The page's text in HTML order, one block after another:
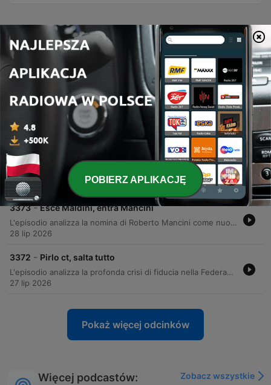
Odcinki
3376 Grande grande grande Franco
Un tributo commovente a Franco Baresi, celebrando la sua leggendaria carriera nel Milan e nella Nazionale italiana, il suo carisma e l'intelligenza tattica che lo hanno reso un leader indimenticabile. Attraverso i ricordi di esperti, viene ripercorsa l'essenza della sua leadership e il profondo legame con i tifosi. L'episodio analizza inoltre le dinamiche del calcio moderno, dalle critiche alla gestione commerciale della FIFA sotto la presidenza Infantino alle polemiche sulla Nazionale italiana. La discussione si estende al calciomercato europeo, alle ambizioni geopolitiche del calcio e all'evoluzione della NBA attraverso l'eredità di LeBron James.
3375 - A volte ritornano
Un dibattito approfondito sulla gestione della Nazionale italiana, analizzando il rapporto tra Mancini e la federazione, le criticità comunicative e il confronto tecnico con figure come Conte e Pirlo. La discussione esplora inoltre la necessità di bilanciare i risultati immediati con lo sviluppo dei settori giovanili e le difficoltà economiche dei club italiani. L'episodio si sposta poi su temi di calciomercato e motorsport, esaminando le novità tecniche della Ferrari e le incertezze logistiche riguardanti la possibile corsa della Formula 1 a Imola nel periodo natalizio.
30 lip 2026
3374 - Errori e opportunità
L'episodio analizza le recenti polemiche legate alla gestione della Federazione Calcio, con particolare attenzione alle critiche verso le nomine di Roberto Mancini e il mancato rinnovo di Andrea Pirlo, spesso accusate di logiche di 'amichettismo'. La discussione affronta inoltre il fallimento dei progetti di rinnovamento legati a Maldini e Leonardo e le tensioni nella politica sportiva italiana sotto la guida di Malagò. Il dibattito si sposta poi sulle dinamiche di mercato del Milan, identificando la situazione contrattuale di Leao come un ostacolo fondamentale per lo sviluppo delle operazioni di mercato del club. La puntata si conclude con una riflessione sull'immobilità strutturale del calcio italiano.
29 lip 2026
3373 - Esce Maldini, entra Mancini
L'episodio analizza la nomina di Roberto Mancini come nuovo commissario tecnico della nazionale italiana, esaminando le tensioni politiche all'interno della Federcalcio e il ruolo dei vertici come Malagò, Maldini e Leonardo. Il dibattito affronta le criticità strutturali del calcio italiano, dal problema degli elegibili alla gestione delle dimissioni e delle candidature controverse. La discussione si estende poi alle implicazioni della gestione federale e alle difficoltà di altri sport come il ciclismo, concludendosi con una riflessione sul declino delle risorse e sulle prospettive future per lo sport nazionale.
28 lip 2026
3372 - Pirlo ct, salta tutto
L'episodio analizza la profonda crisi di fiducia nella Federazione Calcio Italiana, esaminando il conflitto tra le strategie della presidenza Malagò e i progetti di figure come Maldini e Leonardo. Viene discussa l'incertezza sulla guida della Nazionale, valutando profili quali Mancini, Pirlo e Conte in un contesto di tensioni tra interessi commerciali e ruolo istituzionale. Il dibattito si estende alla gestione del Napoli sotto De Laurentiis e alle prospettive di mercato con l'ipotesi Allegri. Infine, l'attenzione si sposta sulla Formula 1, analizzando le prestazioni della McLaren e le sfide tecniche e gerarchiche all'interno della Ferrari in seguito al Gran Premio d'Ungheria.
27 lip 2026
Pokaż więcej odcinków
Więcej podcastów:
Zobacz wszystkie
POBIERZ APLIKACJĘ